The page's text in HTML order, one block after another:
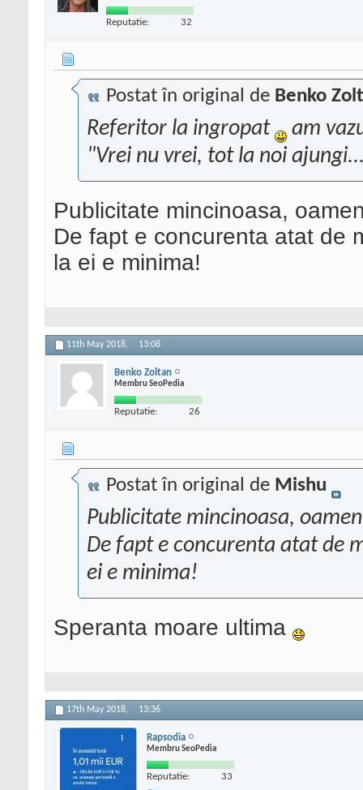
Reputatie: 32
Postat în original de Benko
Referitor la ingropat
am
"Vrei nu vrei, tot la noi
Publicitate mincinoasa,
De fapt e concurenta atat de
la ei e minima!
11th May 2018, 13:08
Benko Zoltan
Membru SeoPedia
Reputatie: 26
Postat în original de Mishu
Publicitate mincinoasa,
De fapt e concurenta atat de
ei e minima!
Speranta moare ultima
17th May 2018, 13:36
Rapsodia
Membru SeoPedia
Reputatie: 33